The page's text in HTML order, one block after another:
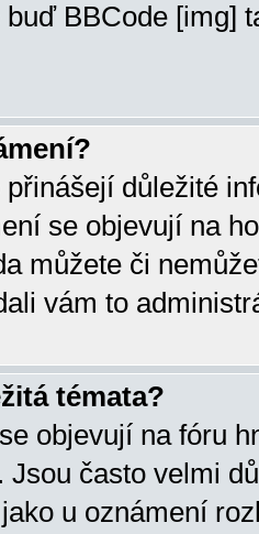
BBCode [img]
důležité
se objevují na
můžete či
vám to
témata?
objevují na fóru
Jsou často velmi
u oznámení